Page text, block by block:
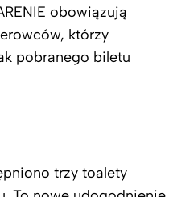
obowiązują
którzy
pobranego biletu
trzy toalety